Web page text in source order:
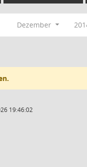
Dezember
19:46:02